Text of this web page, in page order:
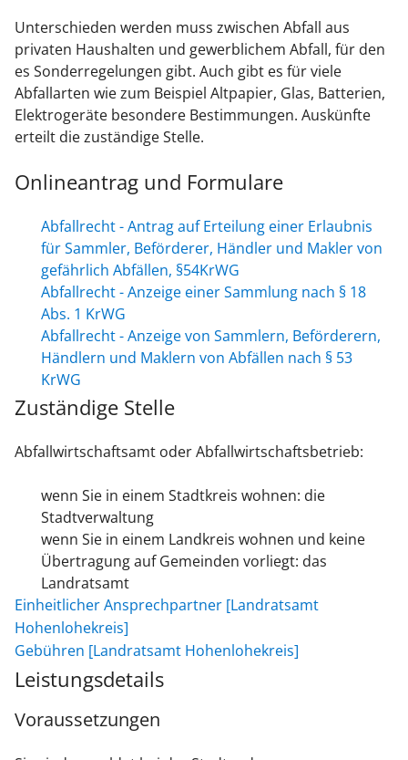
Unterschieden werden muss zwischen Abfall aus
privaten Haushalten und gewerblichem Abfall, für den
es Sonderregelungen gibt. Auch gibt es für viele
Abfallarten wie zum Beispiel Altpapier, Glas, Batterien,
Elektrogeräte besondere Bestimmungen. Auskünfte
erteilt die zuständige Stelle.
Onlineantrag und Formulare
Abfallrecht - Antrag auf Erteilung einer Erlaubnis
für Sammler, Beförderer, Händler und Makler von
gefährlich Abfällen, §54KrWG
Abfallrecht - Anzeige einer Sammlung nach § 18
Abs. 1 KrWG
Abfallrecht - Anzeige von Sammlern, Beförderern,
Händlern und Maklern von Abfällen nach § 53
KrWG
Zuständige Stelle
Abfallwirtschaftsamt oder Abfallwirtschaftsbetrieb:
wenn Sie in einem Stadtkreis wohnen: die
Stadtverwaltung
wenn Sie in einem Landkreis wohnen und keine
Übertragung auf Gemeinden vorliegt: das
Landratsamt
Einheitlicher Ansprechpartner [Landratsamt
Hohenlohekreis]
Gebühren [Landratsamt Hohenlohekreis]
Leistungsdetails
Voraussetzungen